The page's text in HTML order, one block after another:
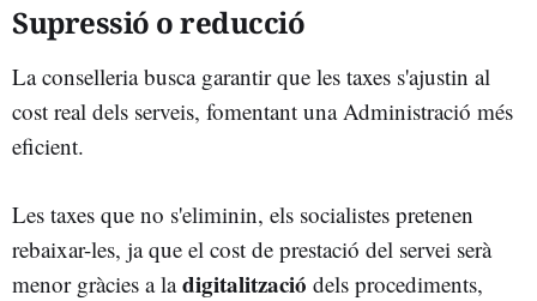
Supressió o reducció
La conselleria busca garantir que les taxes s'ajustin al
cost real dels serveis, fomentant una Administració més
eficient.
Les taxes que no s'eliminin, els socialistes pretenen
rebaixar-les, ja que el cost de prestació del servei serà
menor gràcies a ladigitalització dels procediments,